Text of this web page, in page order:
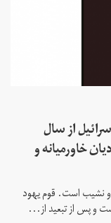
از سال
خاورمیانه و
و نشیب است. قوم یهود
و پس از تبعید از...